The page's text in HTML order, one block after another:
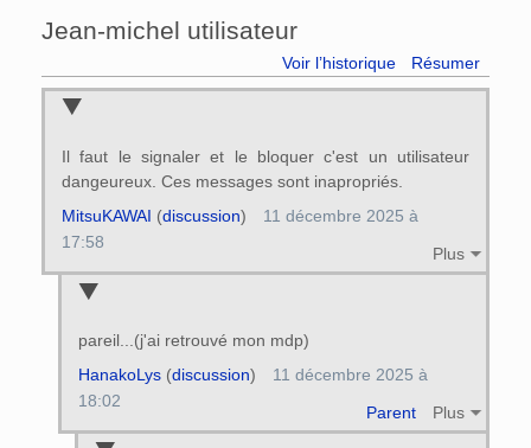
Jean-michel utilisateur
Voir l’historique Résumer
Il faut le signaler et le bloquer c'est un utilisateur
dangeureux. Ces messages sont inapropriés.
Plus
MitsuKAWAI (discussion)
11 décembre 2025 à
17:58
pareil...(j'ai retrouvé mon mdp)
Parent Plus
HanakoLys(discussion)
11 décembre 2025 à
18:02